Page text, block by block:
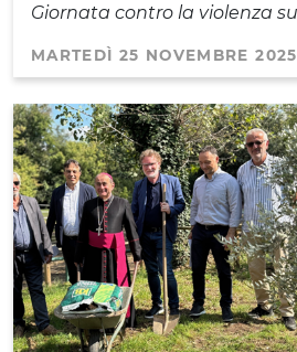
Giornata contro la violenza
MARTEDÌ 25 NOVEMBRE 2025